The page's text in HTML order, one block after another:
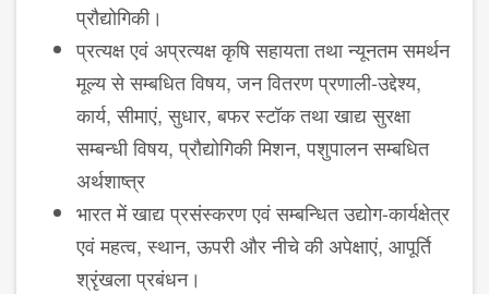
प्रौद्योगिकी।
प्रत्यक्ष एवं अप्रत्यक्ष कृषि सहायता तथा न्यूनतम समर्थन
मूल्य से सम्ब​धित विषय, जन वितरण प्रणाली-उद्देश्य,
कार्य, सीमाएं, सुधार, बफर स्टॉक तथा खाद्य सुरक्षा
सम्बन्धी विषय, प्रौद्योगिकी मिशन, पशुपालन सम्ब​धित
अर्थशाष्त्र
भारत में खाद्य प्रसंस्करण एवं सम्ब​न्धित उद्योग-कार्यक्षेत्र
एवं महत्व, स्थान, ऊपरी और नीचे की अपेक्षाएं, आपूर्ति
श्रृंखला प्रबंधन।